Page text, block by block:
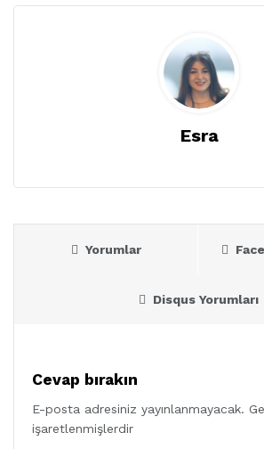
Esra
Yorumlar
Disqus Yorumları
Cevap bırakın
E-posta adresiniz yayınlanmayacak.
işaretlenmişlerdir